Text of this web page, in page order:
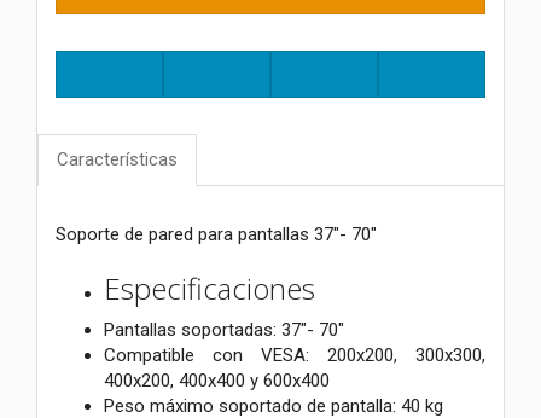
Características
Soporte de pared para pantallas 37"- 70"
Especificaciones
Pantallas soportadas: 37"- 70"
Compatible con VESA: 200x200, 300x300,
400x200, 400x400 y 600x400
Peso máximo soportado de pantalla: 40 kg